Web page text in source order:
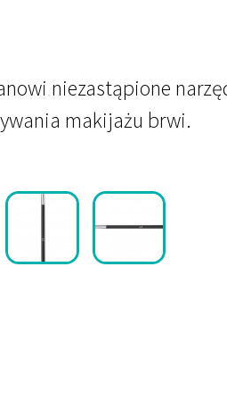
niezastąpione
makijażu brwi.